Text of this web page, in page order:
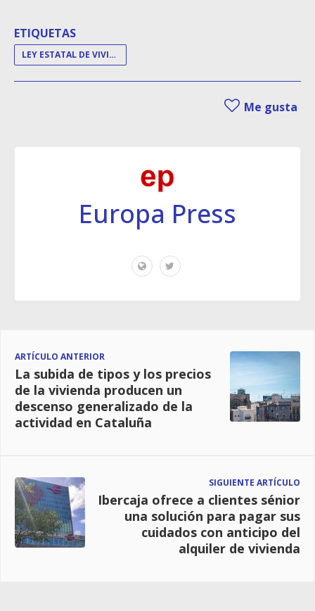
ETIQUETAS
LEY ESTATAL DE VIVIENDA
Me gusta
Europa Press
ARTÍCULO ANTERIOR
La subida de tipos y los precios
de la vivienda producen un
descenso generalizado de la
actividad en Cataluña
SIGUIENTE ARTÍCULO
Ibercaja ofrece a clientes sénior
una solución para pagar sus
cuidados con anticipo del
alquiler de vivienda